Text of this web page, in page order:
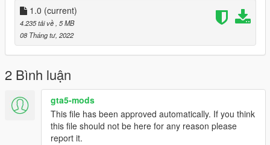
1.0 (current)
4.235 tải về, 5 MB
08 Tháng tư, 2022
2 Bình luận
gta5-mods
This file has been approved automatically. If you think
this file should not be here for any reason please
report it.